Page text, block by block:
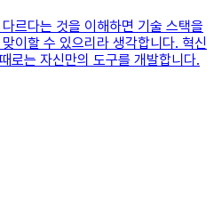
르다는 것을 이해하면 기술 스택을
이할 수 있으리라 생각합니다. 혁신
로는 자신만의 도구를 개발합니다.